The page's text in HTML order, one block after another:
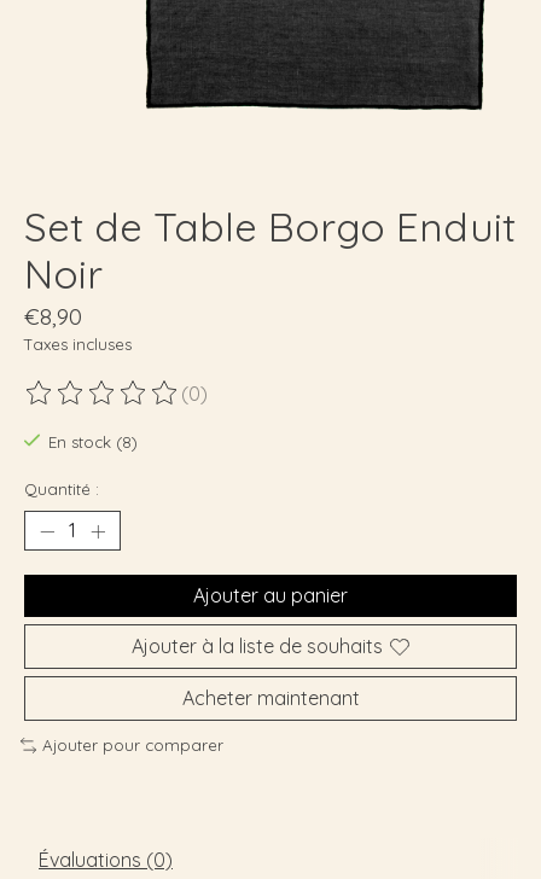
Set de Table Borgo Enduit
Noir
€8,90
Taxes incluses
Ce produit est évalué à
(0)
En stock (8)
Quantité :
Ajouter au panier
Ajouter à la liste de souhaits
Acheter maintenant
Ajouter pour comparer
Évaluations (0)